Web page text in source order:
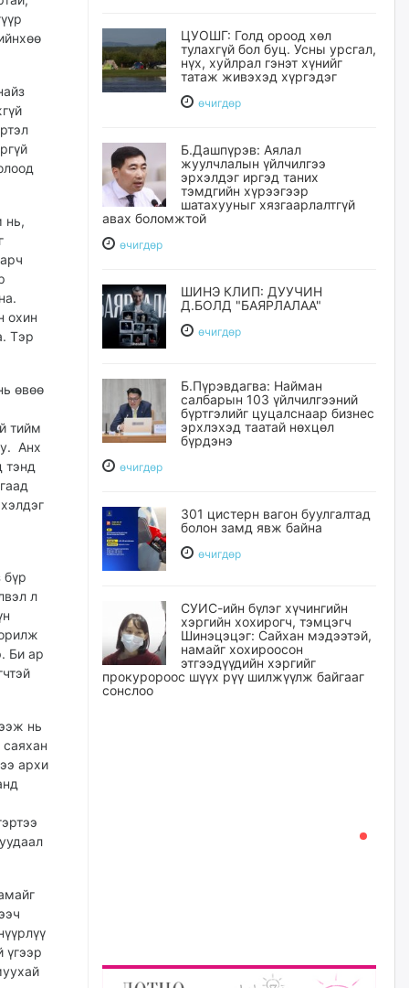
нь,
охин
Тэр
өвөө
тийм
Анх
тэнд
бүр
л
Би ар
нь
архи
үгээр
ЦУОШГ: Голд ороод хөл
тулахгүй бол буц. Усны урсгал,
нүх, хуйлрал гэнэт хүнийг
татаж живэхэд хүргэдэг
өчигдѳр
Б.Дашпүрэв: Аялал
жуулчлалын үйлчилгээ
эрхэлдэг иргэд таних
тэмдгийн хүрээгээр
шатахууныг хязгаарлалтгүй
авах боломжтой
өчигдѳр
ШИНЭ КЛИП: ДУУЧИН
Д.БОЛД "БАЯРЛАЛАА"
өчигдѳр
Б.Пүрэвдагва: Найман
салбарын 103 үйлчилгээний
бүртгэлийг цуцалснаар бизнес
эрхлэхэд таатай нөхцөл
бүрдэнэ
өчигдѳр
301 цистерн вагон буулгалтад
болон замд явж байна
өчигдѳр
СУИС-ийн бүлэг хүчингийн
хэргийн хохирогч, тэмцэгч
Шинэцэцэг: Сайхан мэдээтэй,
намайг хохироосон
этгээдүүдийн хэргийг
прокуророос шүүх рүү шилжүүлж байгааг
сонслоо